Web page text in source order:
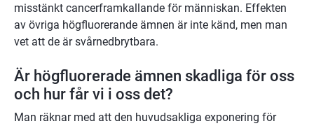
misstänkt cancerframkallande för människan. Effekten
av övriga högfluorerande ämnen är inte känd, men man
vet att de är svårnedbrytbara.
Är högfluorerade ämnen skadliga för oss
och hur får vi i oss det?
Man räknar med att den huvudsakliga exponering för